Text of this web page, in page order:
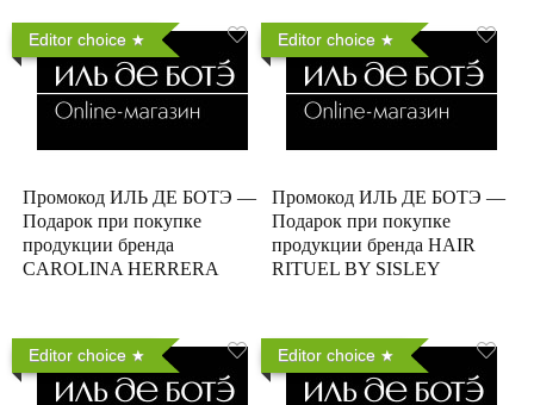
Editor choice
Промокод ИЛЬ ДЕ БОТЭ —
Подарок при покупке
продукции бренда
CAROLINA HERRERA
Editor choice
Промокод ИЛЬ ДЕ БОТЭ —
Подарок при покупке
продукции бренда HAIR
RITUEL BY SISLEY
Editor choice Editor choice